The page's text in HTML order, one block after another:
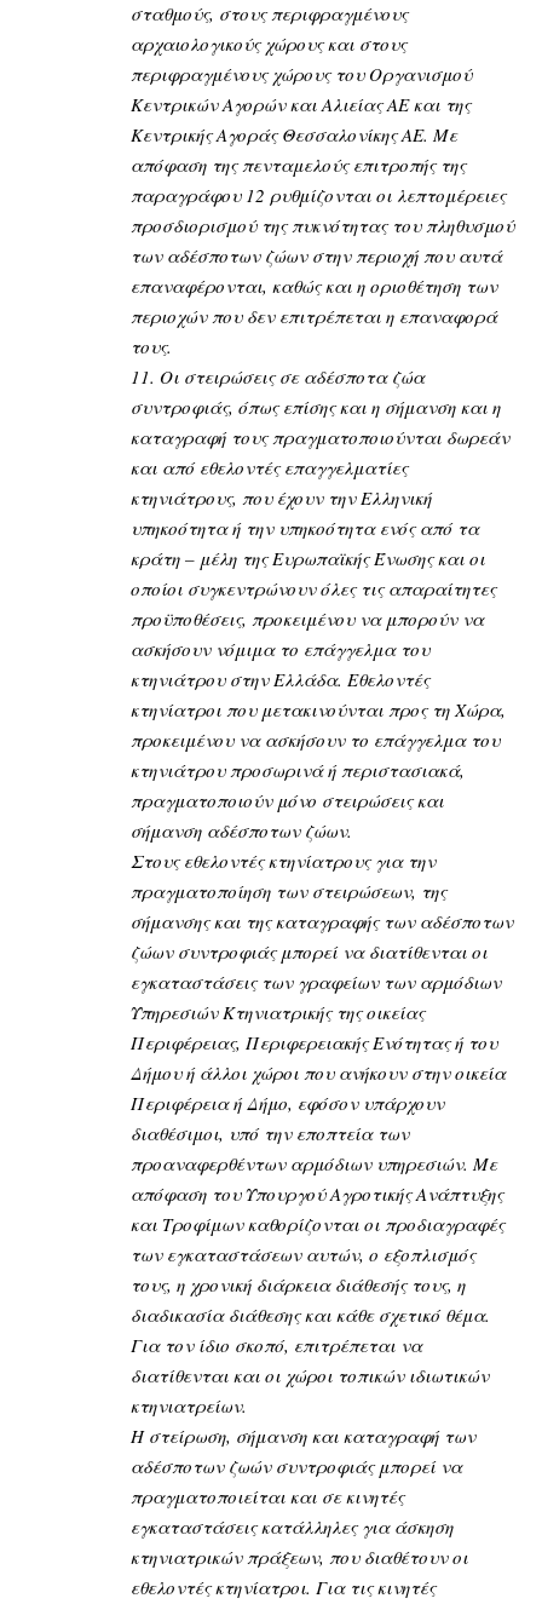
σταθμούς, στους περιφραγμένους
αρχαιολογικούς χώρους και στους
περιφραγμένους χώρους του Οργανισμού
Κεντρικών Αγορών και Αλιείας ΑΕ και της
Κεντρικής Αγοράς Θεσσαλονίκης ΑΕ. Με
απόφαση της πενταμελούς επιτροπής της
παραγράφου 12 ρυθμίζονται οι λεπτομέρειες
προσδιορισμού της πυκνότητας του πληθυσμού
των αδέσποτων ζώων στην περιοχή που αυτά
επαναφέρονται, καθώς και η οριοθέτηση των
περιοχών που δεν επιτρέπεται η επαναφορά
τους.
11. Οι στειρώσεις σε αδέσποτα ζώα
συντροφιάς, όπως επίσης και η σήμανση και η
καταγραφή τους πραγματοποιούνται δωρεάν
και από εθελοντές επαγγελματίες
κτηνιάτρους, που έχουν την Ελληνική
υπηκοότητα ή την υπηκοότητα ενός από τα
κράτη – μέλη της Ευρωπαϊκής Ένωσης και οι
οποίοι συγκεντρώνουν όλες τις απαραίτητες
προϋποθέσεις, προκειμένου να μπορούν να
ασκήσουν νόμιμα το επάγγελμα του
κτηνιάτρου στην Ελλάδα. Εθελοντές
κτηνίατροι που μετακινούνται προς τη Χώρα,
προκειμένου να ασκήσουν το επάγγελμα του
κτηνιάτρου προσωρινά ή περιστασιακά,
πραγματοποιούν μόνο στειρώσεις και
σήμανση αδέσποτων ζώων.
Στους εθελοντές κτηνίατρους για την
πραγματοποίηση των στειρώσεων, της
σήμανσης και της καταγραφής των αδέσποτων
ζώων συντροφιάς μπορεί να διατίθενται οι
εγκαταστάσεις των γραφείων των αρμόδιων
Υπηρεσιών Κτηνιατρικής της οικείας
Περιφέρειας, Περιφερειακής Ενότητας ή του
Δήμου ή άλλοι χώροι που ανήκουν στην οικεία
Περιφέρεια ή Δήμο, εφόσον υπάρχουν
διαθέσιμοι, υπό την εποπτεία των
προαναφερθέντων αρμόδιων υπηρεσιών. Με
απόφαση του Υπουργού Αγροτικής Ανάπτυξης
και Τροφίμων καθορίζονται οι προδιαγραφές
των εγκαταστάσεων αυτών, ο εξοπλισμός
τους, η χρονική διάρκεια διάθεσής τους, η
διαδικασία διάθεσης και κάθε σχετικό θέμα.
Για τον ίδιο σκοπό, επιτρέπεται να
διατίθενται και οι χώροι τοπικών ιδιωτικών
κτηνιατρείων.
Η στείρωση, σήμανση και καταγραφή των
αδέσποτων ζωών συντροφιάς μπορεί να
πραγματοποιείται και σε κινητές
εγκαταστάσεις κατάλληλες για άσκηση
κτηνιατρικών πράξεων, που διαθέτουν οι
εθελοντές κτηνίατροι. Για τις κινητές